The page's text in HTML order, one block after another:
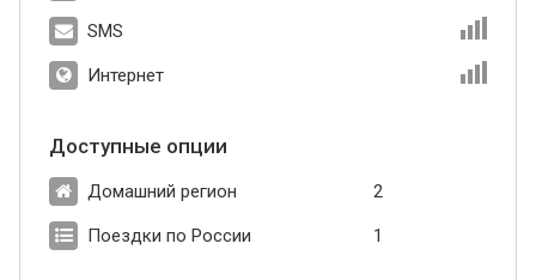
SMS
Интернет
Доступные опции
Домашний регион 2
Поездки по России 1